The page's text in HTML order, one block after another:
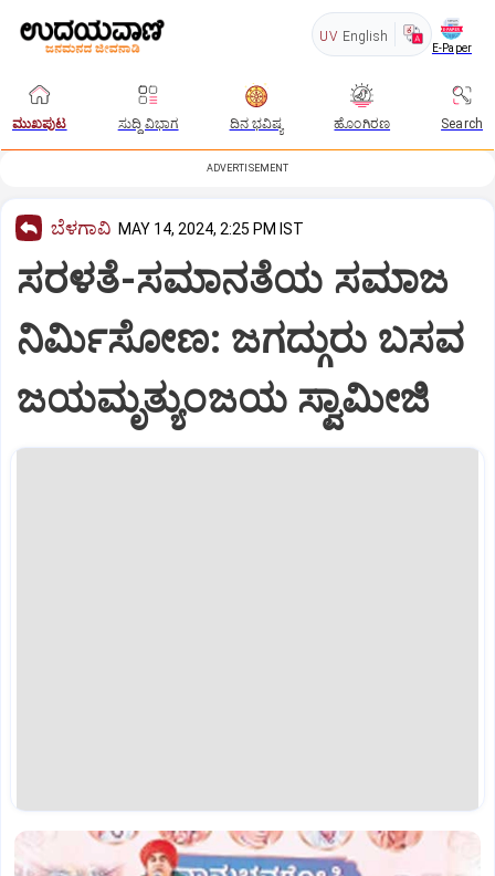
UV English
E-Paper
ಮುಖಪುಟ ಸುದ್ದಿ ವಿಭಾಗ ದಿನ ಭವಿಷ್ಯ ಹೊಂಗಿರಣ Search
ADVERTISEMENT
ಬೆಳಗಾವಿ MAY 14, 2024, 2:25 PM IST
ಸರಳತೆ-ಸಮಾನತೆಯ ಸಮಾಜ
ನಿರ್ಮಿಸೋಣ: ಜಗದ್ಗುರು ಬಸವ
ಜಯಮೃತ್ಯುಂಜಯ ಸ್ವಾಮೀಜಿ